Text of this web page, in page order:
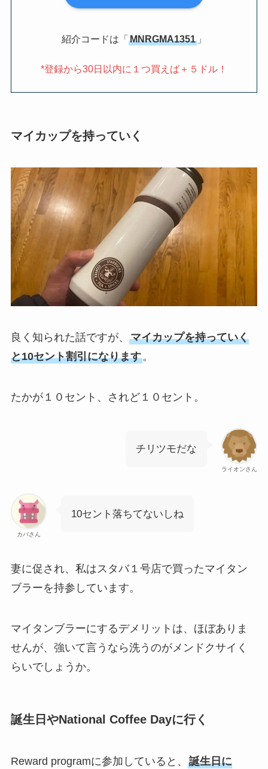
紹介コードは「 MNRGMA1351 」
*登録から30日以内に１つ買えば＋５ドル！
マイカップを持っていく
良く知られた話ですが、 マイカップを持っていく
と10セント割引になります。
たかが１０セント、されど１０セント。
ライオンさん
チリツモだな
カバさん
10セント落ちてないしね
妻に促され、私はスタバ１号店で買ったマイタン
ブラーを持参しています。
マイタンブラーにするデメリットは、ほぼありま
せんが、強いて言うなら洗うのがメンドクサイく
らいでしょうか。
誕生日やNational Coffee Dayに行く
Reward programに参加していると、 誕生日に